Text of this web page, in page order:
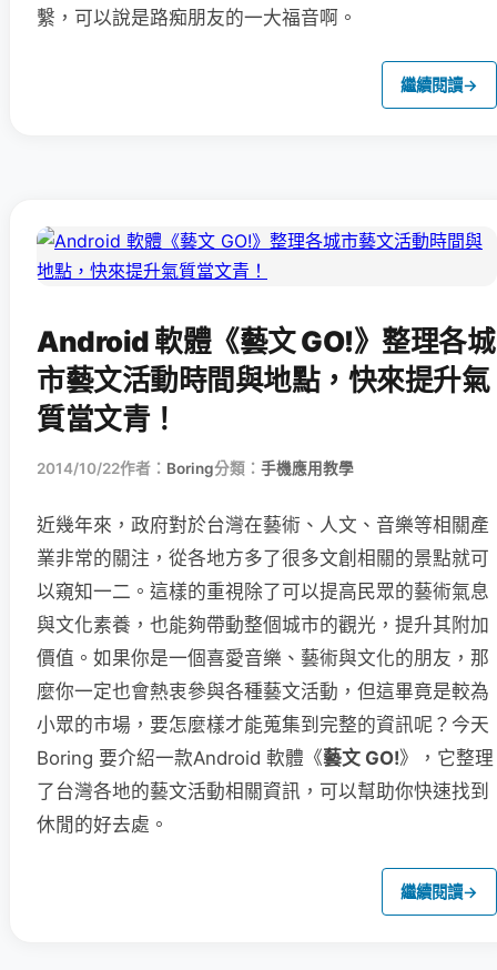
繫，可以說是路痴朋友的一大福音啊。
繼續閱讀→
Android 軟體《藝文 GO!》整理各城
市藝文活動時間與地點，快來提升氣
質當文青！
2014/10/22作者： Boring分類： 手機應用教學
近幾年來，政府對於台灣在藝術、人文、音樂等相關產
業非常的關注，從各地方多了很多文創相關的景點就可
以窺知一二。這樣的重視除了可以提高民眾的藝術氣息
與文化素養，也能夠帶動整個城市的觀光，提升其附加
價值。如果你是一個喜愛音樂、藝術與文化的朋友，那
麼你一定也會熱衷參與各種藝文活動，但這畢竟是較為
小眾的市場，要怎麼樣才能蒐集到完整的資訊呢？今天
Boring 要介紹一款Android 軟體《藝文 GO!》，它整理
了台灣各地的藝文活動相關資訊，可以幫助你快速找到
休閒的好去處。
繼續閱讀→